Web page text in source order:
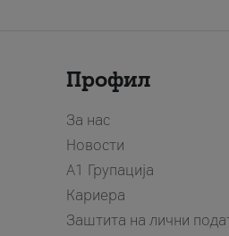
Профил
За нас
Новости
А1 Групација
Кариера
Заштита на лични